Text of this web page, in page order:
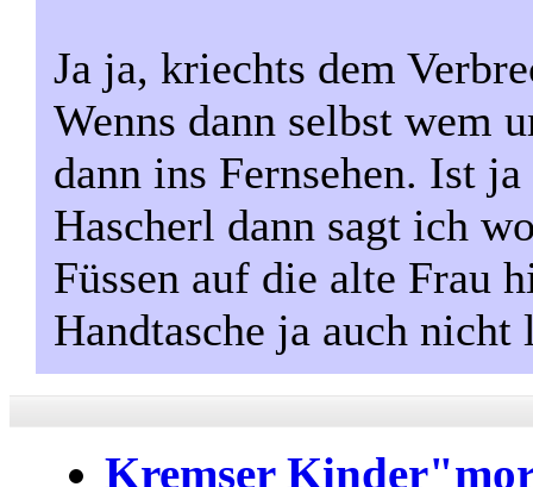
Ja ja, kriechts dem
Wenns dann selbst wem
dann ins Fernsehen. Ist
Hascherl dann sagt ich
Füssen auf die alte Frau
Handtasche ja auch nicht
Kremser